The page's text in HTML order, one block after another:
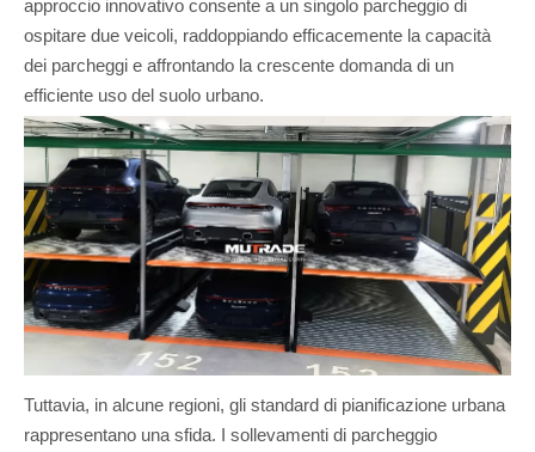
approccio innovativo consente a un singolo parcheggio di
ospitare due veicoli, raddoppiando efficacemente la capacità
dei parcheggi e affrontando la crescente domanda di un
efficiente uso del suolo urbano.
Tuttavia, in alcune regioni, gli standard di pianificazione urbana
rappresentano una sfida. I sollevamenti di parcheggio